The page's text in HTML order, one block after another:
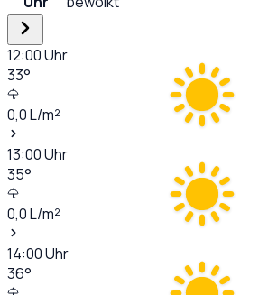
12:00Uhr
33°
0,0L/m²
13:00Uhr
35°
0,0L/m²
14:00Uhr
36°